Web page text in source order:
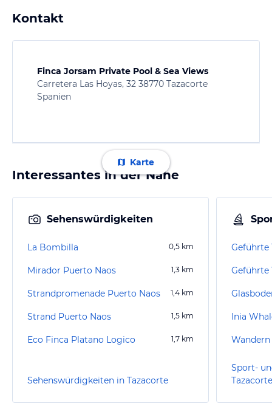
Kontakt
Finca Jorsam Private Pool & Sea Views
Carretera Las Hoyas, 32 38770 Tazacorte
Spanien
Karte
Interessantes in der Nähe
Sehenswürdigkeiten
La Bombilla 0,5 km
Mirador Puerto Naos 1,3 km
Strandpromenade Puerto Naos 1,4 km
Strand Puerto Naos 1,5 km
Eco Finca Platano Logico 1,7 km
Sehenswürdigkeiten in Tazacorte
Geführte
Inia
Wandern
Sport-
Tazacorte